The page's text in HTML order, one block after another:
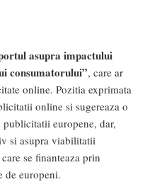
asupra impactului
consumatorului”, care ar
online. Pozitia exprimata
online si sugereaza o
publicitatii europene, dar,
si asupra viabilitatii
se finanteaza prin
de europeni.